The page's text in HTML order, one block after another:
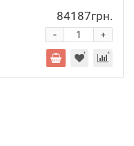
84187грн.
+
-